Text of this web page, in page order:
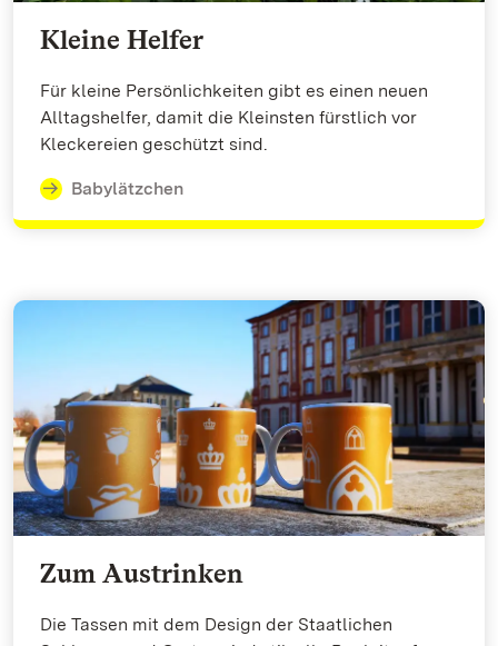
Kleine Helfer
Für kleine Persönlichkeiten gibt es einen neuen
Alltagshelfer, damit die Kleinsten fürstlich vor
Kleckereien geschützt sind.
Babylätzchen
Zum Austrinken
Die Tassen mit dem Design der Staatlichen